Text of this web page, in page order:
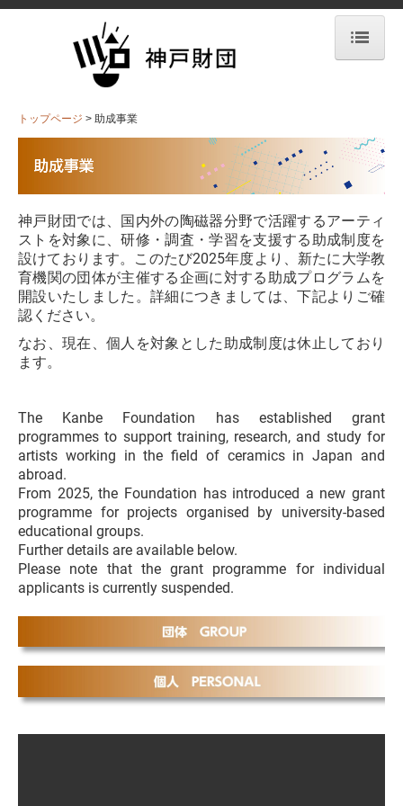
トップページ
助成事業
顕彰事業
過去のプロジェクト
book and work
CERAMIC LIFE DESIGN AWARD
リンク
トップページ 助成事業
神戸財団では、国内外の陶磁器分野で活躍するアーティ
ストを対象に、研修・調査・学習を支援する助成制度を
設けております。このたび2025年度より、新たに大学教
育機関の団体が主催する企画に対する助成プログラムを
開設いたしました。詳細につきましては、下記よりご確
認ください。
なお、現在、個人を対象とした助成制度は休止しており
ます。
The Kanbe Foundation has established grant
programmes to support training, research, and study for
artists working in the field of ceramics in Japan and
abroad.
From 2025, the Foundation has introduced a new grant
programme for projects organised by university-based
educational groups.
Further details are available below.
Please note that the grant programme for individual
applicants is currently suspended.